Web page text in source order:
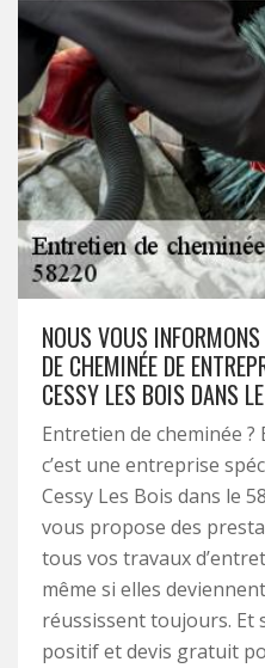
NOUS VOUS
DE CHEMINÉE DE
CESSY LES BOIS DANS
Entretien de cheminée
c’est une entreprise
Cessy Les Bois dans le
vous propose des
tous vos travaux
même si elles
réussissent toujours. Et
positif et devis gratuit